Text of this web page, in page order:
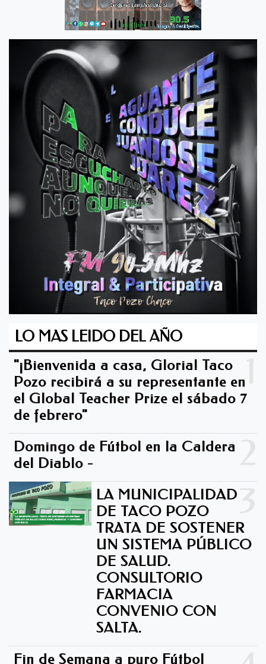
LO MAS LEIDO DEL AÑO
"¡Bienvenida a casa, Gloria! Taco
Pozo recibirá a su representante en
el Global Teacher Prize el sábado 7
de febrero"
Domingo de Fútbol en la Caldera
del Diablo -
LA MUNICIPALIDAD
DE TACO POZO
TRATA DE SOSTENER
UN SISTEMA PÚBLICO
DE SALUD.
CONSULTORIO
FARMACIA
CONVENIO CON
SALTA.
Fin de Semana a puro Fútbol